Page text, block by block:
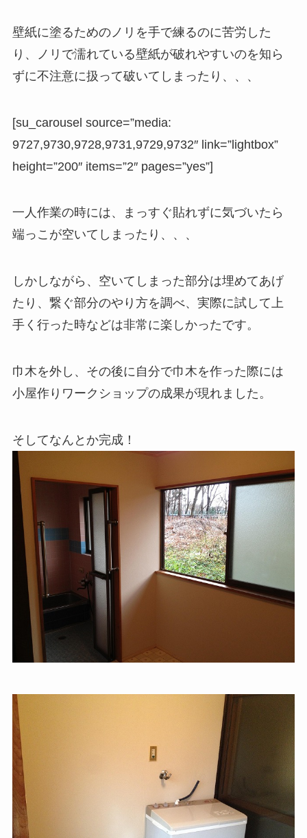
壁紙に塗るためのノリを手で練るのに苦労した
り、ノリで濡れている壁紙が破れやすいのを知ら
ずに不注意に扱って破いてしまったり、、、
[su_carousel source=”media:
9727,9730,9728,9731,9729,9732″ link=”lightbox”
height=”200″ items=”2″ pages=”yes”]
一人作業の時には、まっすぐ貼れずに気づいたら
端っこが空いてしまったり、、、
しかしながら、空いてしまった部分は埋めてあげ
たり、繋ぐ部分のやり方を調べ、実際に試して上
手く行った時などは非常に楽しかったです。
巾木を外し、その後に自分で巾木を作った際には
小屋作りワークショップの成果が現れました。
そしてなんとか完成！